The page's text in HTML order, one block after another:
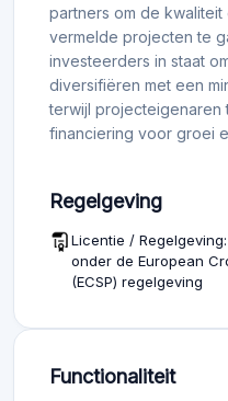
partners om de
vermelde projecten te
investeerders in staat
diversifiëren met een
terwijl projecteigenaren
financiering voor groei
Regelgeving
Licentie /
onder de European
(ECSP) regelgeving
Functionaliteit